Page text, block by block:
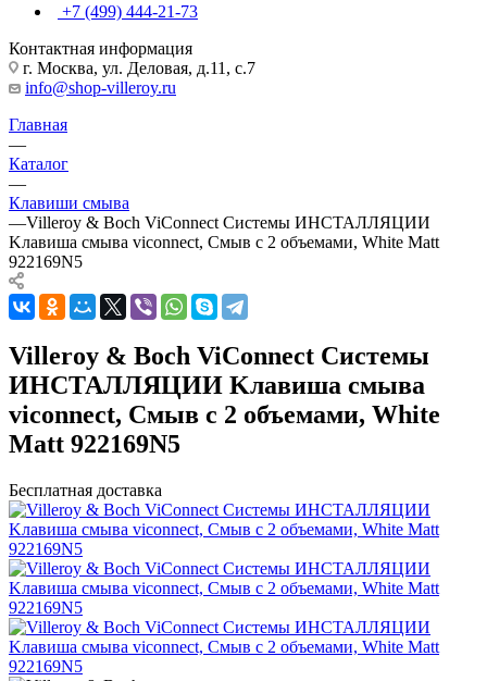
+7 (499) 444-21-73
Контактная информация
г. Москва, ул. Деловая, д.11, с.7
info@shop-villeroy.ru
Главная
—
Каталог
—
Клавиши смыва
—Villeroy & Boch ViConnect Системы ИНСТАЛЛЯЦИИ
Kлавиша смыва viconnect, Смыв с 2 объемами, White Matt
922169N5
Villeroy & Boch ViConnect Системы
ИНСТАЛЛЯЦИИ Kлавиша смыва
viconnect, Смыв с 2 объемами, White
Matt 922169N5
Бесплатная доставка